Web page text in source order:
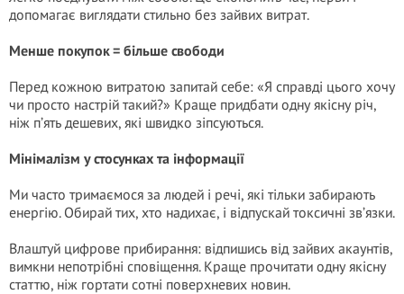
допомагає виглядати стильно без зайвих витрат.
Менше пoкупoк = більше свободи
Перед кожною витpатою запитай себе: «Я справді цього хочу
чи просто настрій такий?» Краще придбати одну якісну річ,
ніж п’ять дешевих, які швидко зіпсуються.
Мінімалізм у стосунках та інформації
Ми часто тримаємося за людей і речі, які тільки забирають
енергію. Обирай тих, хто надихає, і відпускай токсичні зв’язки.
Влаштуй цифрове прибирання: відпишись від зайвих акаунтів,
вимкни непотрібні сповіщення. Краще прочитати одну якісну
статтю, ніж гортати сотні поверхневих новин.